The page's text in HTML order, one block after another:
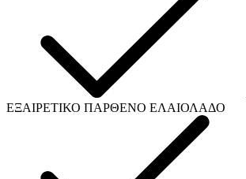
ΕΞΑΙΡΕΤΙΚΟ ΠΑΡΘΕΝΟ ΕΛΑΙΟΛΑΔΟ